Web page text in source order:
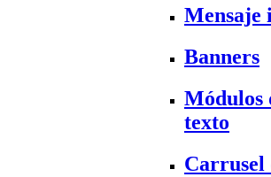
Mensaje
Banners
Módulos
texto
Carrusel